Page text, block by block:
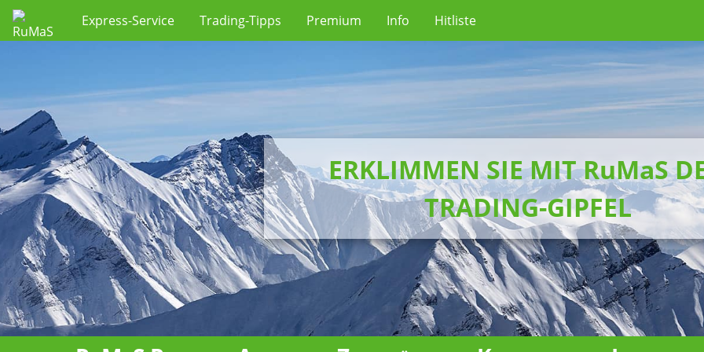
Express-Service Trading-Tipps Premium Info Hitliste
ERKLIMMEN SIE MIT RuMaS
TRADING-GIPFEL